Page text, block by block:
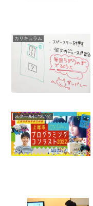
カリキュラム
スクールについて